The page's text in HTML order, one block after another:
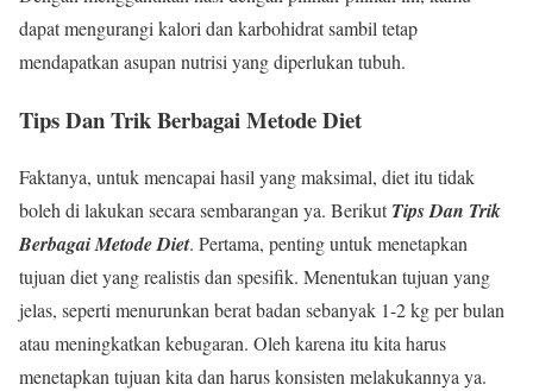
dapat mengurangi kalori dan karbohidrat sambil tetap
mendapatkan asupan nutrisi yang diperlukan tubuh.
Tips Dan Trik Berbagai Metode Diet
Faktanya, untuk mencapai hasil yang maksimal, diet itu tidak
boleh di lakukan secara sembarangan ya. BerikutTips Dan Trik
Berbagai Metode Diet. Pertama, penting untuk menetapkan
tujuan diet yang realistis dan spesifik. Menentukan tujuan yang
jelas, seperti menurunkan berat badan sebanyak 1-2 kg per bulan
atau meningkatkan kebugaran. Oleh karena itu kita harus
menetapkan tujuan kita dan harus konsisten melakukannya ya.